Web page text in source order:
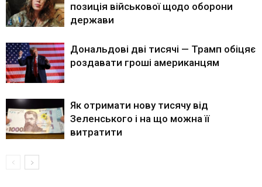
позиція військової щодо оборони
держави
Дональдові дві тисячі — Трамп обіцяє
роздавати гроші американцям
Як отримати нову тисячу від
Зеленського і на що можна її
витратити